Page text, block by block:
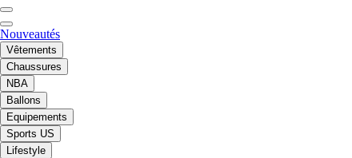
Nouveautés
Vêtements
Chaussures
NBA
Ballons
Equipements
Sports US
Lifestyle